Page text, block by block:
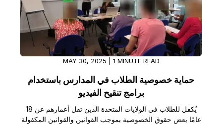
MAY 30, 2025 | 1 MINUTE READ
حماية خصوصية الطلاب في المدارس باستخدام
برامج تنقيح الفيديو
يُكفل للطلاب في الولايات المتحدة الذين تقل أعمارهم عن 18
عامًا بعض حقوق الخصوصية بموجب القوانين والقوانين المكفولة